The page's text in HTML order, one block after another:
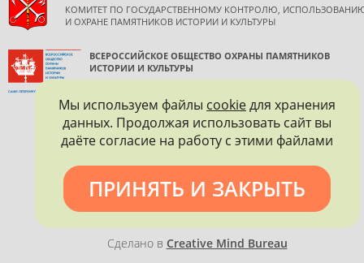
КОМИТЕТ ПО ГОСУДАРСТВЕННОМУ КОНТРОЛЮ,
И ОХРАНЕ ПАМЯТНИКОВ ИСТОРИИ И КУЛЬТУРЫ
ВСЕРОССИЙСКОЕ ОБЩЕСТВО ОХРАНЫ ПАМЯТНИКОВ
ИСТОРИИ И КУЛЬТУРЫ
Политика конфиденциальности
Сделано в Creative Mind Bureau
Мы используем файлы cookieдля хранения
данных. Продолжая использовать сайт вы
даёте согласие на работу с этими файлами
ПРИНЯТЬ И ЗАКРЫТЬ